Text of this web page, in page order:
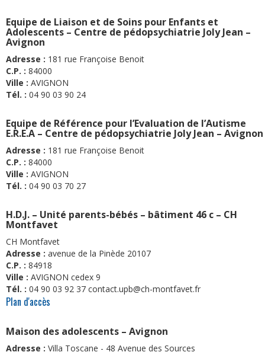
Equipe de Liaison et de Soins pour Enfants et
Adolescents – Centre de pédopsychiatrie Joly Jean –
Avignon
Adresse : 181 rue Françoise Benoit
C.P. : 84000
Ville : AVIGNON
Tél. : 04 90 03 90 24
Equipe de Référence pour l’Evaluation de l’Autisme
E.R.E.A – Centre de pédopsychiatrie Joly Jean – Avignon
Adresse : 181 rue Françoise Benoit
C.P. : 84000
Ville : AVIGNON
Tél. : 04 90 03 70 27
H.D.J. – Unité parents-bébés – bâtiment 46 c – CH
Montfavet
CH Montfavet
Adresse : avenue de la Pinède 20107
C.P. : 84918
Ville : AVIGNON cedex 9
Tél. : 04 90 03 92 37 contact.upb@ch-montfavet.fr
Plan d'accès
Maison des adolescents – Avignon
Adresse : Villa Toscane - 48 Avenue des Sources